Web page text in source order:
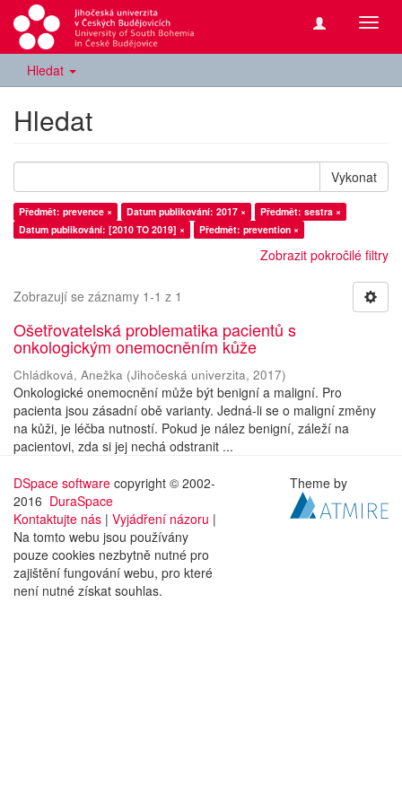
Hledat
Hledat
Vykonat
Předmět: prevence × Datum publikování: 2017 ×
Předmět: sestra ×
Datum publikování: [2010 TO 2019] ×
Předmět: prevention ×
Zobrazit pokročilé filtry
Zobrazují se záznamy 1-1 z 1
Ošetřovatelská problematika pacientů s
onkologickým onemocněním kůže
Chládková, Anežka (Jihočeská univerzita, 2017)
Onkologické onemocnění může být benigní a maligní. Pro
pacienta jsou zásadní obě varianty. Jedná-li se o maligní změny
na kůži, je léčba nutností. Pokud je nález benigní, záleží na
pacientovi, zda si jej nechá odstranit ...
DSpace software copyright © 2002-
2016 DuraSpace
Kontaktujte nás | Vyjádření názoru |
Na tomto webu jsou používány
pouze cookies nezbytně nutné pro
zajištění fungování webu, pro které
není nutné získat souhlas.
Theme by